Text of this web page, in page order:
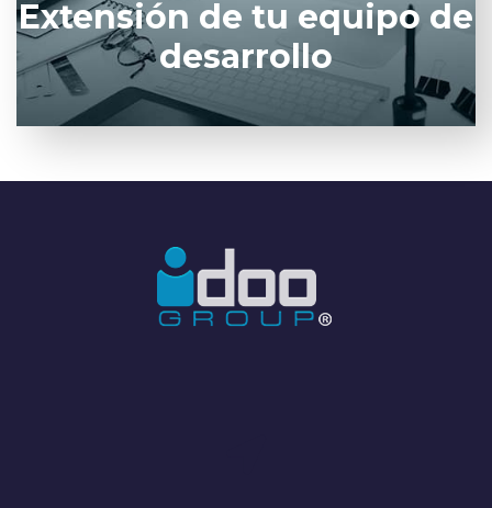
Extensión de tu equipo de
desarrollo